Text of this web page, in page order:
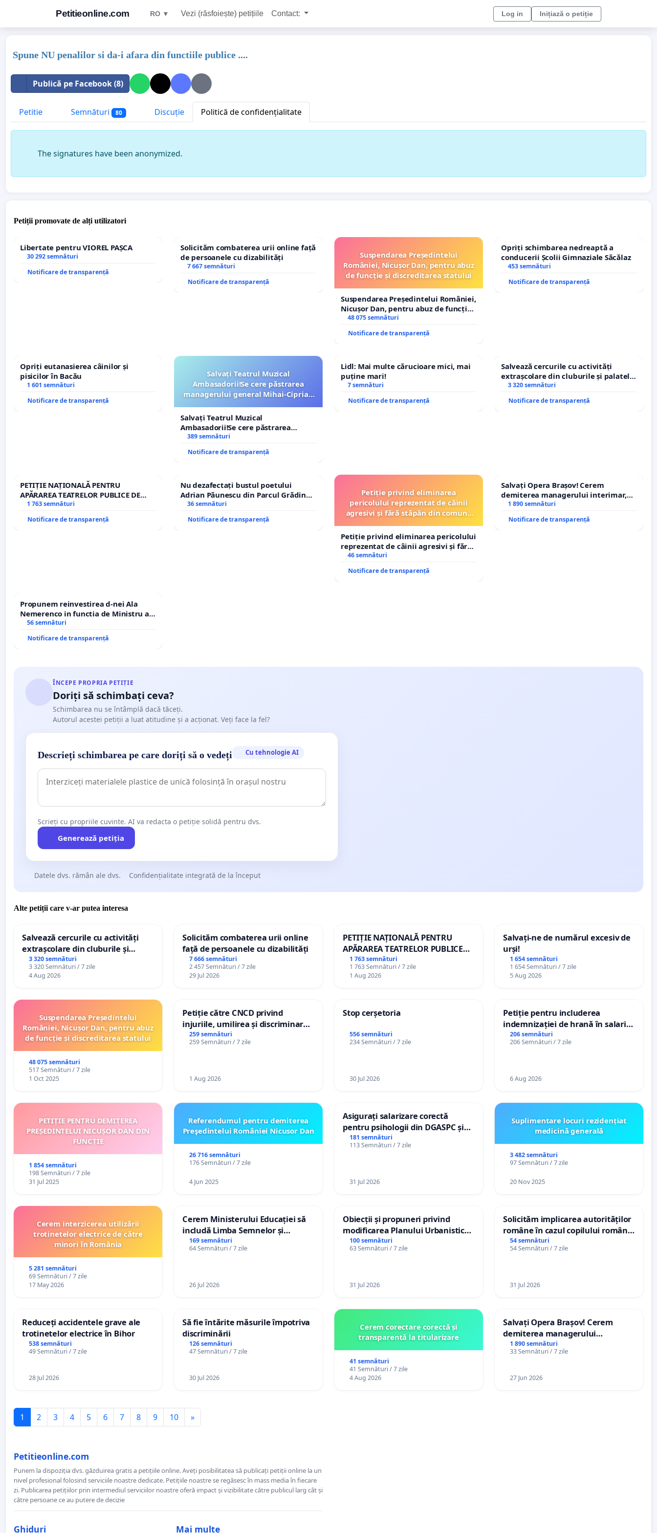
Petitieonline.com RO ▼ Vezi (răsfoiește) petițiile Contact: Log in Inițiază o petiție
Spune NU penalilor si da-i afara din functiile publice ....
Publică pe Facebook (8)
Petitie Semnături 80 Discuție Politică de confidențialitate
The signatures have been anonymized.
Petiții promovate de alți utilizatori
Libertate pentru VIOREL PAȘCA
30 292 semnături
Notificare de transparență
Solicităm combaterea urii online față
de persoanele cu dizabilități
7 667 semnături
Notificare de transparență
Suspendarea Președintelui
României, Nicușor Dan, pentru abuz
de funcție și discreditarea statului
Suspendarea Președintelui României,
Nicușor Dan, pentru abuz de funcție
și discreditarea statului
48 075 semnături
Notificare de transparență
Opriți schimbarea nedreaptă a
conducerii Școlii Gimnaziale Săcălaz
453 semnături
Notificare de transparență
Opriți eutanasierea câinilor și
pisicilor în Bacău
1 601 semnături
Notificare de transparență
Salvați Teatrul Muzical
Ambasadorii!Se cere păstrarea
managerului general Mihai-Ciprian
Salvați Teatrul Muzical
Ambasadorii!Se cere păstrarea
managerului general Mihai-Ciprian
389 semnături
Notificare de transparență
Lidl: Mai multe cărucioare mici, mai
puține mari!
7 semnături
Notificare de transparență
Salvează cercurile cu activități
extrașcolare din cluburile și palatele
copiilor
3 320 semnături
Notificare de transparență
PETIȚIE NAȚIONALĂ PENTRU
APĂRAREA TEATRELOR PUBLICE DE
REPERTORIU DIN ROMÂNIA
1 763 semnături
Notificare de transparență
Nu dezafectați bustul poetului
Adrian Păunescu din Parcul Grădina
Icoanei! Stop cenzurii culturale!
36 semnături
Notificare de transparență
Petiție privind eliminarea
pericolului reprezentat de câinii
agresivi și fără stăpân din comuna
Petiție privind eliminarea pericolului
reprezentat de câinii agresivi și fără
stăpân din comuna Tunari
46 semnături
Notificare de transparență
Salvați Opera Brașov! Cerem
demiterea managerului interimar,
Petrean Lucian-Marius!
1 890 semnături
Notificare de transparență
Propunem reinvestirea d-nei Ala
Nemerenco in functia de Ministru al
Sanatatii
56 semnături
Notificare de transparență
ÎNCEPE PROPRIA PETIȚIE
Doriți să schimbați ceva?
Schimbarea nu se întâmplă dacă tăceți.
Autorul acestei petiții a luat atitudine și a acționat. Veți face la fel?
Descrieți schimbarea pe care doriți să o vedeți Cu tehnologie AI
Scrieți cu propriile cuvinte. AI va redacta o petiție solidă pentru dvs.
Generează petiția
Datele dvs. rămân ale dvs. Confidențialitate integrată de la început
Alte petiții care v-ar putea interesa
Salvează cercurile cu activități
extrașcolare din cluburile și
palatele copiilor
3 320 semnături
3 320 Semnături / 7 zile
4 Aug 2026
Solicităm combaterea urii online
față de persoanele cu dizabilități
7 666 semnături
2 457 Semnături / 7 zile
29 Jul 2026
PETIȚIE NAȚIONALĂ PENTRU
APĂRAREA TEATRELOR PUBLICE
DE REPERTORIU DIN ROMÂNIA
1 763 semnături
1 763 Semnături / 7 zile
1 Aug 2026
Salvați-ne de numărul excesiv de
urși!
1 654 semnături
1 654 Semnături / 7 zile
5 Aug 2026
Suspendarea Președintelui
României, Nicușor Dan, pentru abuz
de funcție și discreditarea statului
48 075 semnături
517 Semnături / 7 zile
1 Oct 2025
Petiție către CNCD privind
injuriile, umilirea și discriminarea
persoanelor cu dizabilități de
către utilizatorul TikTok „Gorici”
259 semnături
259 Semnături / 7 zile
1 Aug 2026
Stop cerșetoria
556 semnături
234 Semnături / 7 zile
30 Jul 2026
Petiție pentru includerea
indemnizației de hrană în salariul
de bază și protejarea gradațiilor
de vechime pentru asistenții
206 semnături
206 Semnături / 7 zile
6 Aug 2026
PETIȚIE PENTRU DEMITEREA
PREȘEDINTELUI NICUȘOR DAN DIN
FUNCȚIE
1 854 semnături
198 Semnături / 7 zile
31 Jul 2025
Referendumul pentru demiterea
Preşedintelui României Nicusor Dan
26 716 semnături
176 Semnături / 7 zile
4 Jun 2025
Asigurați salarizare corectă
pentru psihologii din DGASPC și
spitale
181 semnături
113 Semnături / 7 zile
31 Jul 2026
Suplimentare locuri rezidențiat
medicină generală
3 482 semnături
97 Semnături / 7 zile
20 Nov 2025
Cerem interzicerea utilizării
trotinetelor electrice de către
minori în România
5 281 semnături
69 Semnături / 7 zile
17 May 2026
Cerem Ministerului Educației să
includă Limba Semnelor și
alfabetul Braille în școlile din
Republica Moldova!
169 semnături
64 Semnături / 7 zile
26 Jul 2026
Obiecții și propuneri privind
modificarea Planului Urbanistic
General al orașului Ialoveni
100 semnături
63 Semnături / 7 zile
31 Jul 2026
Solicităm implicarea autorităților
române în cazul copilului român
Wiliam Kristian Gheorghe, aflat în
plasament în Danemarca de 12
54 semnături
54 Semnături / 7 zile
31 Jul 2026
Reduceți accidentele grave ale
trotinetelor electrice în Bihor
538 semnături
49 Semnături / 7 zile
28 Jul 2026
Să fie întărite măsurile împotriva
discriminării
126 semnături
47 Semnături / 7 zile
30 Jul 2026
Cerem corectare corectă și
transparentă la titularizare
41 semnături
41 Semnături / 7 zile
4 Aug 2026
Salvați Opera Brașov! Cerem
demiterea managerului
interimar, Petrean Lucian-Marius!
1 890 semnături
33 Semnături / 7 zile
27 Jun 2026
1 2 3 4 5 6 7 8 9 10 »
Petitieonline.com
Punem la dispoziția dvs. găzduirea gratis a petițiile online. Aveți posibilitatea să publicați petiții online la un
nivel profesional folosind serviciile noastre dedicate. Petițiile noastre se regăsesc în mass media în fiecare
zi. Publicarea petițiilor prin intermediul serviciilor noastre oferă impact și vizibilitate către publicul larg cât și
către persoane ce au putere de decizie
Ghiduri Mai multe